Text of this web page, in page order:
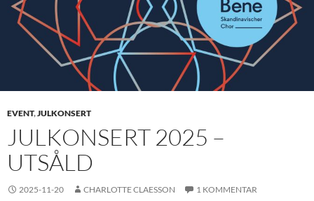
EVENT,JULKONSERT
JULKONSERT 2025 –
UTSÅLD
2025-11-20 CHARLOTTE CLAESSON 1 KOMMENTAR